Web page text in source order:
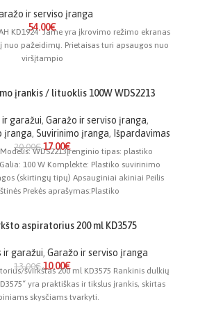
ir serviso įranga
54.00€
KD1924 Jame yra įkrovimo režimo ekranas
nuo pažeidimų. Prietaisas turi apsaugos nuo
viršįtampio
įrankis / lituoklis 100W WDS2213
garažui, Garažo ir serviso įranga,
įranga, Suvirinimo įranga, Išpardavimas
20.00€ 17.00€
WDS2213Įrenginio tipas: plastiko
100 W Komplekte: Plastiko suvirinimo
(skirtingų tipų) Apsauginiai akiniai Peilis
Prekės aprašymas:Plastiko
aspiratorius 200 ml KD3575
ir garažui, Garažo ir serviso įranga
13.00€ 10.00€
švirkštas 200 ml KD3575 Rankinis dulkių
yra praktiškas ir tikslus įrankis, skirtas
skysčiams tvarkyti.